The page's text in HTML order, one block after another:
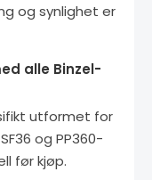
og synlighet er
alle Binzel-
utformet for
og PP360-
før kjøp.